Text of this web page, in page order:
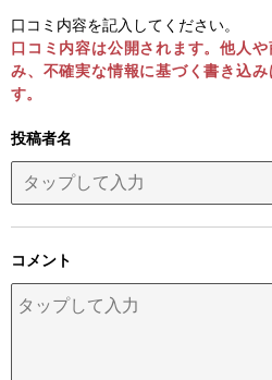
口コミ内容を記入してください。
口コミ内容は公開されます。他人
み、不確実な情報に基づく書き込
す。
投稿者名
コメント